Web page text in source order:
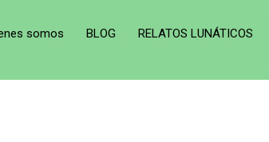
somos BLOG RELATOS LUNÁTICOS